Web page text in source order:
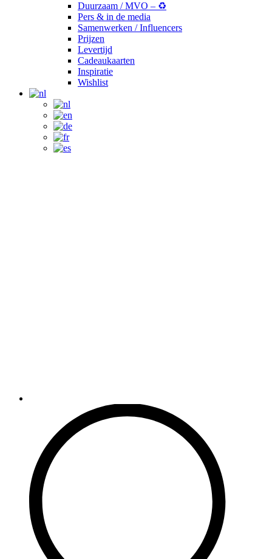
Duurzaam / MVO – ♻️
Pers & in de media
Samenwerken / Influencers
Prijzen
Levertijd
Cadeaukaarten
Inspiratie
Wishlist